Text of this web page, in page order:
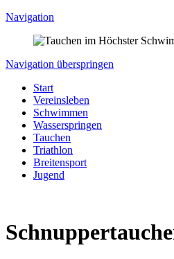
Navigation
Navigation überspringen
Start
Vereinsleben
Schwimmen
Wasserspringen
Tauchen
Triathlon
Breitensport
Jugend